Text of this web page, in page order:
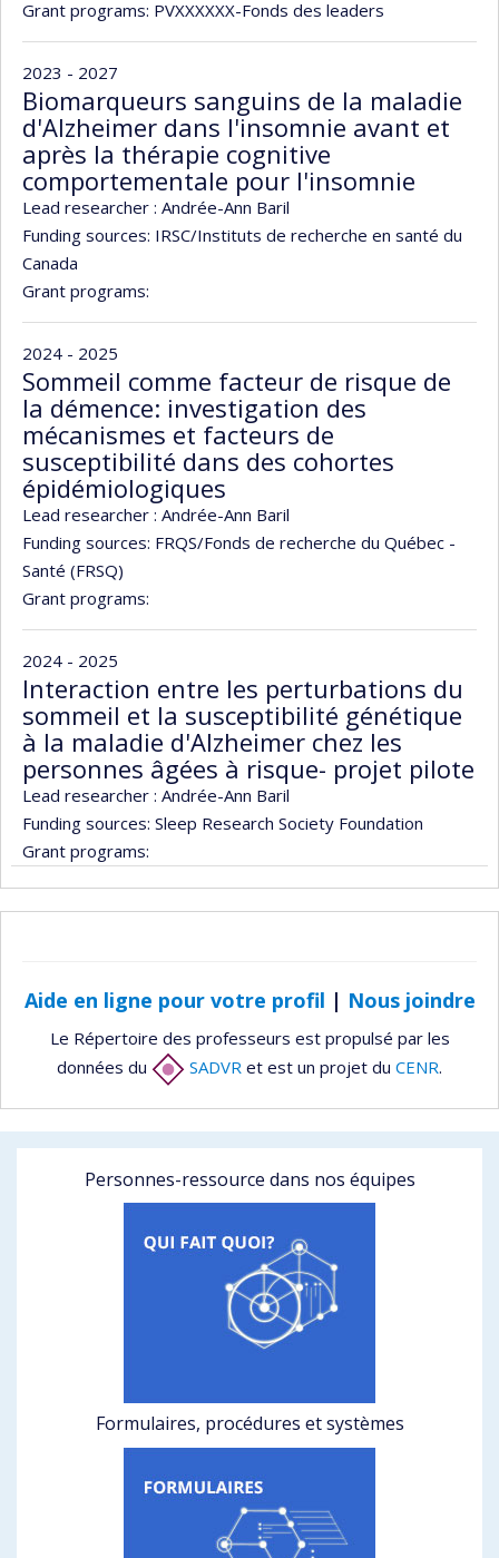
Grant programs: PVXXXXXX-Fonds des leaders
2023 - 2027
Biomarqueurs sanguins de la maladie
d'Alzheimer dans l'insomnie avant et
après la thérapie cognitive
comportementale pour l'insomnie
Lead researcher : Andrée-Ann Baril
Funding sources: IRSC/Instituts de recherche en santé du
Canada
Grant programs:
2024 - 2025
Sommeil comme facteur de risque de
la démence: investigation des
mécanismes et facteurs de
susceptibilité dans des cohortes
épidémiologiques
Lead researcher : Andrée-Ann Baril
Funding sources: FRQS/Fonds de recherche du Québec -
Santé (FRSQ)
Grant programs:
2024 - 2025
Interaction entre les perturbations du
sommeil et la susceptibilité génétique
à la maladie d'Alzheimer chez les
personnes âgées à risque- projet pilote
Lead researcher : Andrée-Ann Baril
Funding sources: Sleep Research Society Foundation
Grant programs:
Aide en ligne pour votre profil | Nous joindre
Le Répertoire des professeurs est propulsé par les
données du
SADVR et est un projet du CENR.
Personnes-ressource dans nos équipes
Formulaires, procédures et systèmes